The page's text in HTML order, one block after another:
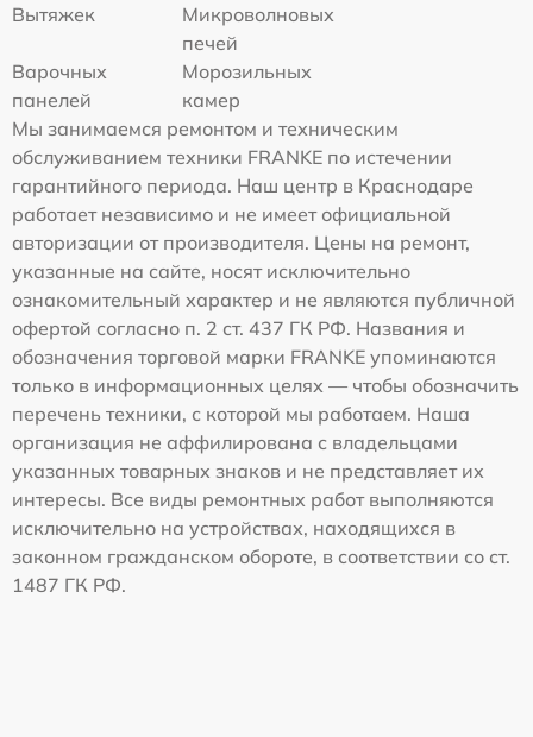
Вытяжек
Микроволновых
печей
Варочных
панелей
Морозильных
камер
Мы занимаемся ремонтом и техническим
обслуживанием техники FRANKE по истечении
гарантийного периода. Наш центр в Краснодаре
работает независимо и не имеет официальной
авторизации от производителя. Цены на ремонт,
указанные на сайте, носят исключительно
ознакомительный характер и не являются публичной
офертой согласно п. 2 ст. 437 ГК РФ. Названия и
обозначения торговой марки FRANKE упоминаются
только в информационных целях — чтобы обозначить
перечень техники, с которой мы работаем. Наша
организация не аффилирована с владельцами
указанных товарных знаков и не представляет их
интересы. Все виды ремонтных работ выполняются
исключительно на устройствах, находящихся в
законном гражданском обороте, в соответствии со ст.
1487 ГК РФ.